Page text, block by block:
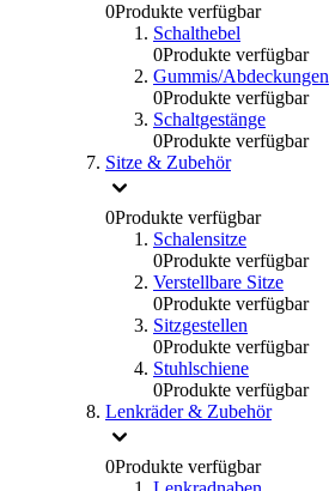
0Produkte verfügbar
Schalthebel
0Produkte verfügbar
Gummis/Abdeckungen
0Produkte verfügbar
Schaltgestänge
0Produkte verfügbar
Sitze & Zubehör
0Produkte verfügbar
Schalensitze
0Produkte verfügbar
Verstellbare Sitze
0Produkte verfügbar
Sitzgestellen
0Produkte verfügbar
Stuhlschiene
0Produkte verfügbar
Lenkräder & Zubehör
0Produkte verfügbar